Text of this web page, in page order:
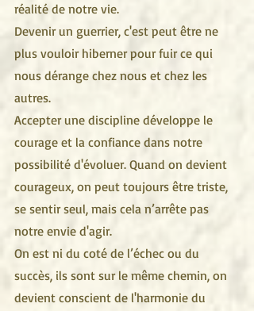
réalité de notre vie.
Devenir un guerrier, c'est peut être ne
plus vouloir hiberner pour fuir ce qui
nous dérange chez nous et chez les
autres.
Accepter une discipline développe le
courage et la confiance dans notre
possibilité d'évoluer. Quand on devient
courageux, on peut toujours être triste,
se sentir seul, mais cela n’arrête pas
notre envie d'agir.
On est ni du coté de l’échec ou du
succès, ils sont sur le même chemin, on
devient conscient de l'harmonie du